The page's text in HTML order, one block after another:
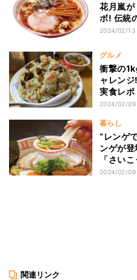
花月嵐が
ボ! 伝統
2024/02/13
グルメ
衝撃の
ャレン
実食レポ
2024/02/09
暮らし
“レンゲ
ンゲが
「さい
反響
2024/02/09
関連リンク